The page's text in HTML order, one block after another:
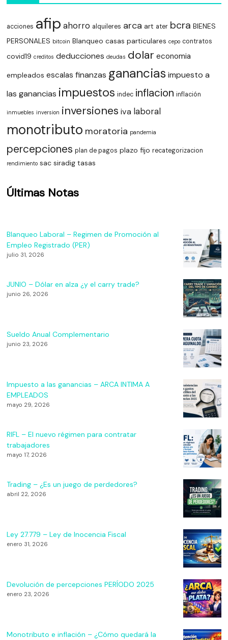
acciones afip ahorro alquileres arca art ater bcra BIENES
PERSONALES bitcoin Blanqueo casas particulares cepo contratos
covid19 creditos deducciones deudas dolar economia
empleados escalas finanzas ganancias impuesto a
las ganancias impuestos indec inflacion inflación
inmuebles inversion inversiones iva laboral
monotributo moratoria pandemia
percepciones plan de pagos plazo fijo recategorizacion
rendimiento sac siradig tasas
Últimas Notas
Blanqueo Laboral – Regimen de Promoción al
Empleo Registrado (PER)
julio 31, 2026
JUNIO – Dólar en alza ¿y el carry trade?
junio 26, 2026
Sueldo Anual Complementario
junio 23, 2026
Impuesto a las ganancias – ARCA INTIMA A
EMPLEADOS
mayo 29, 2026
RIFL – El nuevo régimen para contratar
trabajadores
mayo 17, 2026
Trading – ¿Es un juego de perdedores?
abril 22, 2026
Ley 27.779 – Ley de Inocencia Fiscal
enero 31, 2026
Devolución de percepciones PERÍODO 2025
enero 23, 2026
Monotributo e inflación – ¿Cómo quedará la